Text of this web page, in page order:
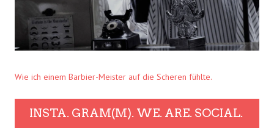
Wie ich einem Barbier-Meister auf die Scheren fühlte.
INSTA. GRAM(M). WE. ARE. SOCIAL.